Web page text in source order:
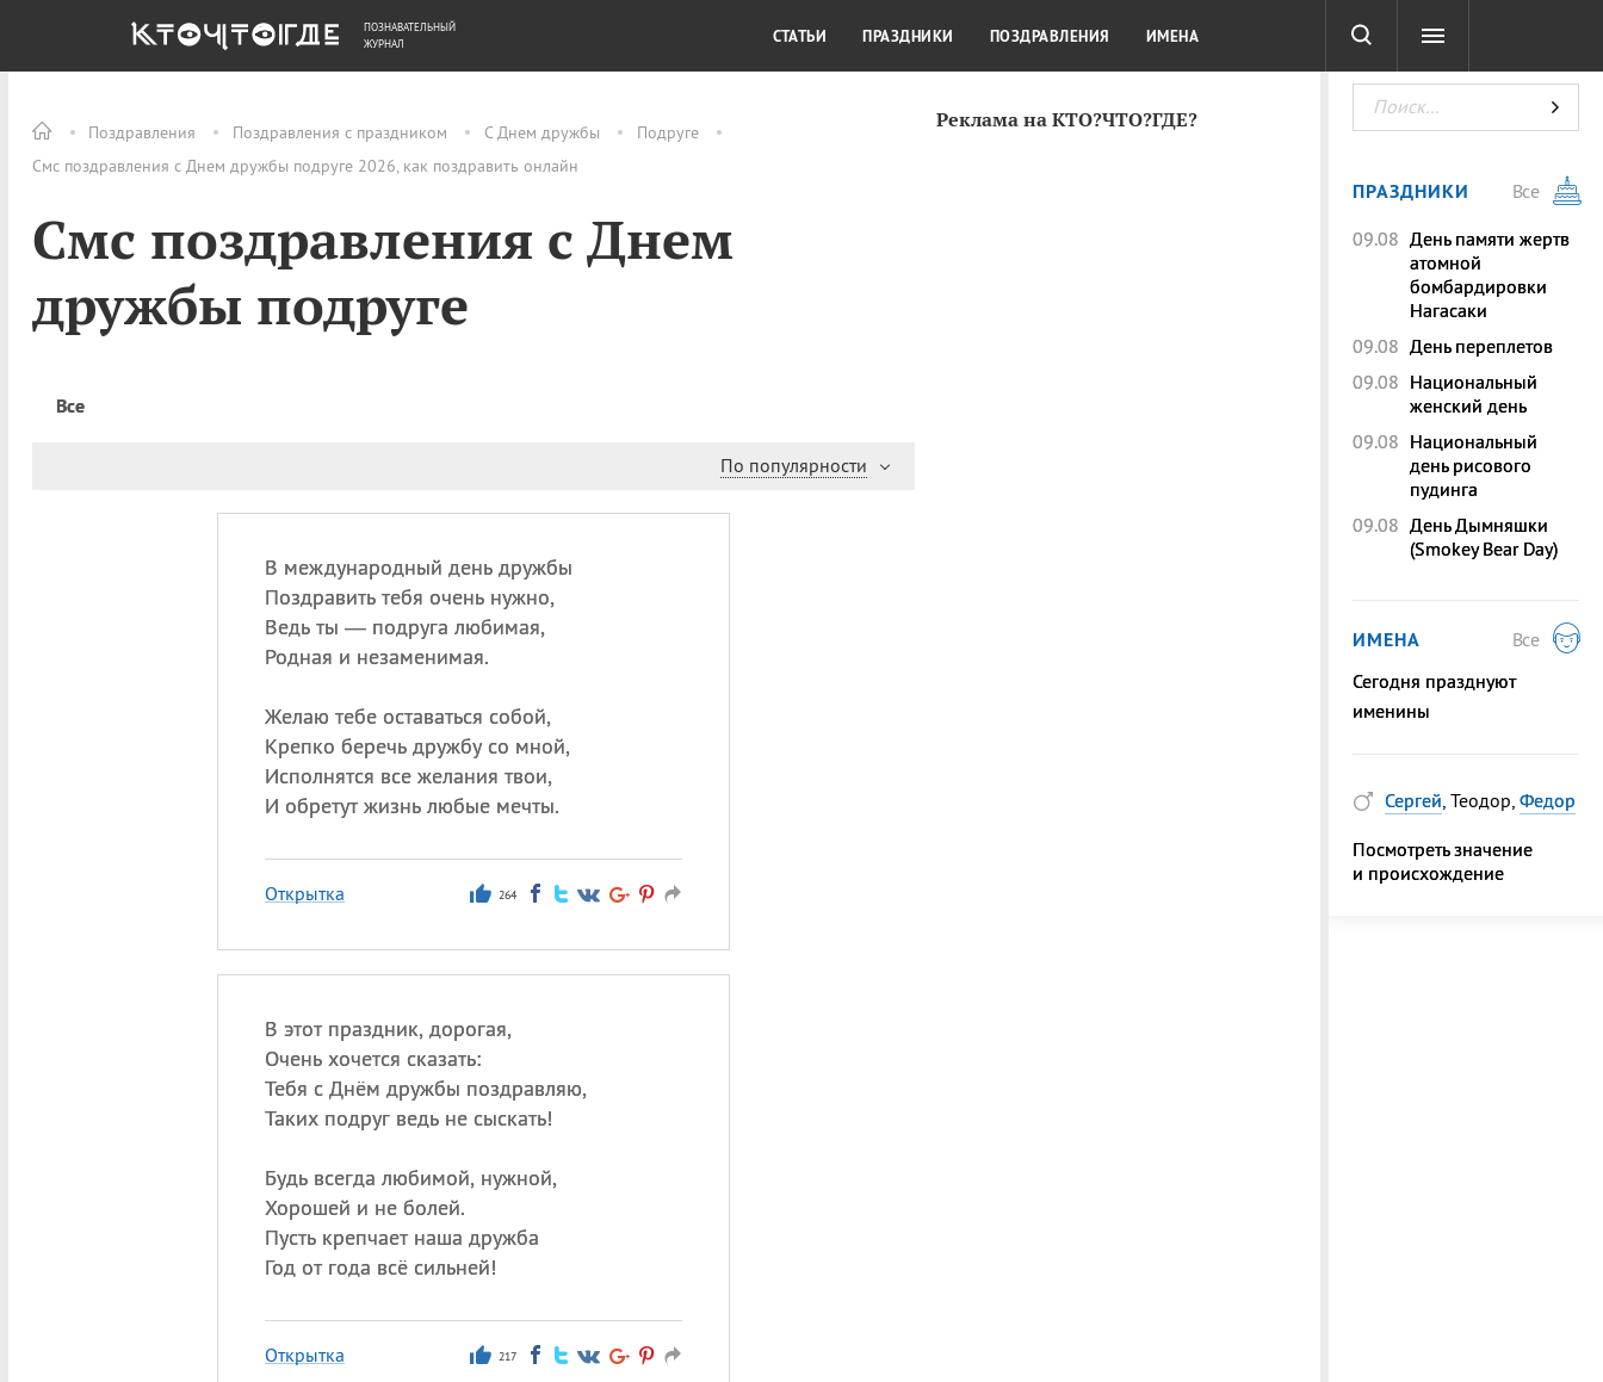
Поздравления Поздравления с праздником С Днем дружбы
Подруге
Смс поздравления с Днем дружбы подруге 2026, как поздравить онлайн
Смс поздравления с Днем
дружбы подруге
Все
По популярности
В международный день дружбы
Поздравить тебя очень нужно,
Ведь ты — подруга любимая,
Родная и незаменимая.
Желаю тебе оставаться собой,
Крепко беречь дружбу со мной,
Исполнятся все желания твои,
И обретут жизнь любые мечты.
Открытка 264
В этот праздник, дорогая,
Очень хочется сказать:
Тебя с Днём дружбы поздравляю,
Таких подруг ведь не сыскать!
Будь всегда любимой, нужной,
Хорошей и не болей.
Пусть крепчает наша дружба
Год от года всё сильней!
Открытка 217
Реклама на КТО?ЧТО?ГДЕ?
ОБЩЕСТВО ДЕНЬГИ КУЛЬТУРА КРАСОТА ТЕСТЫ
ПОЗНАВАТЕЛЬНЫЙ
ЖУРНАЛ
СТАТЬИ ПРАЗДНИКИ ПОЗДРАВЛЕНИЯ ИМЕНА
ПРАЗДНИКИ
Все
09.08 День памяти жертв
атомной
бомбардировки
Нагасаки
09.08 День переплетов
09.08 Национальный
женский день
09.08 Национальный
день рисового
пудинга
09.08 День Дымняшки
(Smokey Bear Day)
ИМЕНА
Все
Сегодня празднуют
именины
Сергей, Теодор, Федор
Посмотреть значение
и происхождение